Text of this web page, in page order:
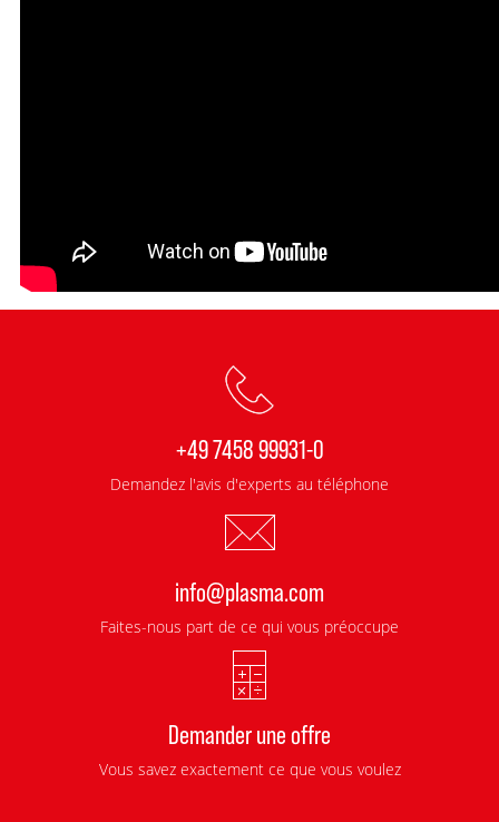
+49 7458 99931-0
Demandez l'avis d'experts au téléphone
info@plasma.com
Faites-nous part de ce qui vous préoccupe
Demander une offre
Vous savez exactement ce que vous voulez